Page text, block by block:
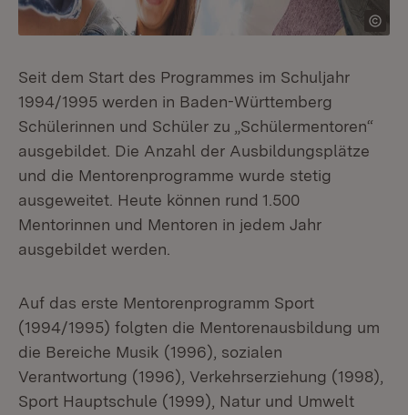
Seit dem Start des Programmes im Schuljahr
1994/1995 werden in Baden-Württemberg
Schülerinnen und Schüler zu „Schülermentoren“
ausgebildet. Die Anzahl der Ausbildungsplätze
und die Mentorenprogramme wurde stetig
ausgeweitet. Heute können rund 1.500
Mentorinnen und Mentoren in jedem Jahr
ausgebildet werden.
Auf das erste Mentorenprogramm Sport
(1994/1995) folgten die Mentorenausbildung um
die Bereiche Musik (1996), sozialen
Verantwortung (1996), Verkehrserziehung (1998),
Sport Hauptschule (1999), Natur und Umwelt